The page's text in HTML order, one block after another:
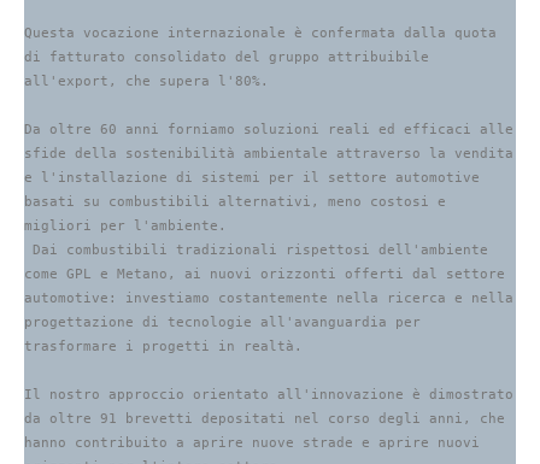
Questa vocazione internazionale è confermata dalla quota
di fatturato consolidato del gruppo attribuibile
all'export, che supera l'80%.
Da oltre 60 anni forniamo soluzioni reali ed efficaci alle
sfide della sostenibilità ambientale attraverso la vendita
e l'installazione di sistemi per il settore automotive
basati su combustibili alternativi, meno costosi e
migliori per l'ambiente.
come GPL e Metano, ai nuovi orizzonti offerti dal settore
automotive: investiamo costantemente nella ricerca e nella
progettazione di tecnologie all'avanguardia per
trasformare i progetti in realtà.
Il nostro approccio orientato all'innovazione è dimostrato
da oltre 91 brevetti depositati nel corso degli anni, che
hanno contribuito a aprire nuove strade e aprire nuovi